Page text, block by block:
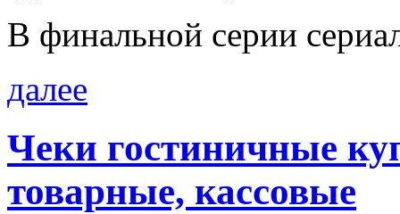
В финальной серии
далее
Чеки гостиничные
товарные, кассовые